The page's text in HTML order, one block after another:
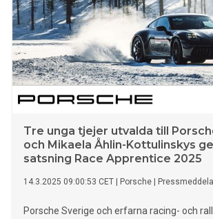
Tre unga tjejer utvalda till
och Mikaela Åhlin-Kottulinskys
satsning Race Apprentice 2025
14.3.2025 09:00:53 CET Porsche
Porsche Sverige och erfarna racing- och